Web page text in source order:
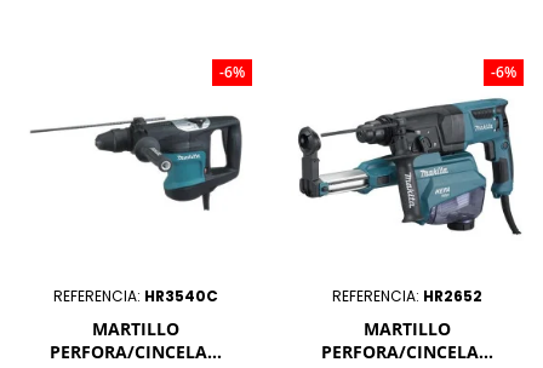
REFERENCIA: HR3540C
MARTILLO
PERFORA/CINCELA...
-6%
REFERENCIA: HR2652
MARTILLO
PERFORA/CINCELA...
-6%